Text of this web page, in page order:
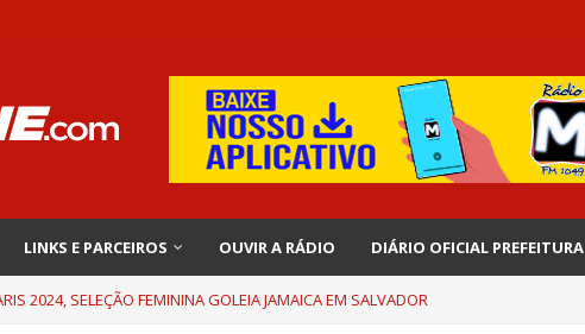
LINKS E PARCEIROS OUVIR A RÁDIO DIÁRIO OFICIAL PREFEITURA
2024, SELEÇÃO FEMININA GOLEIA JAMAICA EM SALVADOR